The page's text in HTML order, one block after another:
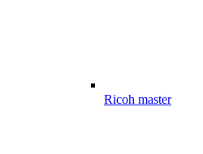
Ricoh master